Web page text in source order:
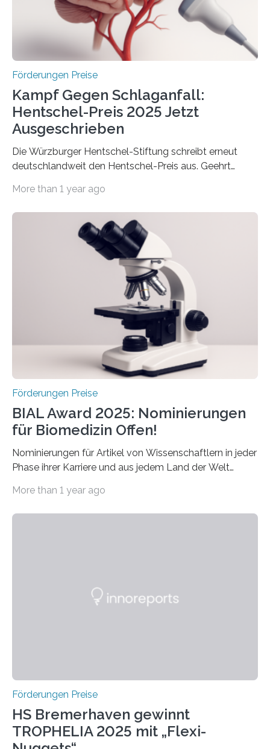
Berlin überbrachte das Bundesministerium für
Wirtschaft und Energie eine gute Nachricht:
Überplanmäßige Verpflichtungsermächtigungen in
Förderungen Preise
Kampf Gegen Schlaganfall:
Hentschel-Preis 2025 Jetzt
Ausgeschrieben
Die Würzburger Hentschel-Stiftung schreibt erneut
deutschlandweit den Hentschel-Preis aus. Geehrt
hochrangige wissenschaftliche Publikation zum Thema
Schlaganfall“ mit Sitz in Würzburg fördert die
Schlaganfallforschung, um die Behandlung der
Betroffenen zu verbessern. Dazu schreibt sie auch in
diesem Jahr wieder deutschlandweit den Hentschel-
Preis aus. Er richtet sich gezielt an jüngere
Forscherinnen und Forscher unter 40 Jahren. Geehrt
werden soll eine herausragende Doktorarbeit oder eine
hochrangige wissenschaftliche Publikation zum Thema
More than 1 year ago
Förderungen Preise
BIAL Award 2025: Nominierungen
für Biomedizin Offen!
Nominierungen für Artikel von Wissenschaftlern in jeder
Phase ihrer Karriere und aus jedem Land der Welt
Leben gerufen, um die bemerkenswertesten
Foundation, des BIAL Award in Biomedicine ist in
More than 1 year ago
Förderungen Preise
HS Bremerhaven gewinnt
TROPHELIA 2025 mit „Flexi-